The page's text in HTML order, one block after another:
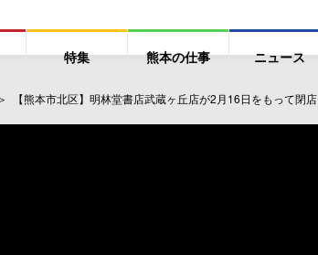
特集 熊本の仕事 ニュース
【熊本市北区】明林堂書店武蔵ヶ丘店が2月16日をもって閉店